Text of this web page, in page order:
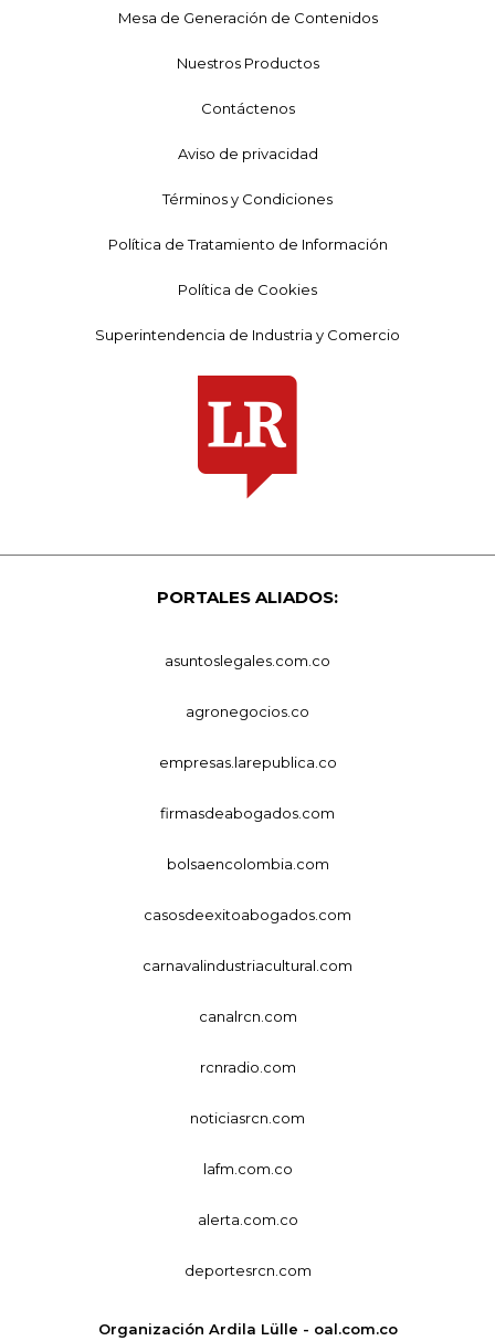
Mesa de Generación de Contenidos
Nuestros Productos
Contáctenos
Aviso de privacidad
Términos y Condiciones
Política de Tratamiento de Información
Política de Cookies
Superintendencia de Industria y Comercio
PORTALES ALIADOS:
asuntoslegales.com.co
agronegocios.co
empresas.larepublica.co
firmasdeabogados.com
bolsaencolombia.com
casosdeexitoabogados.com
carnavalindustriacultural.com
canalrcn.com
rcnradio.com
noticiasrcn.com
lafm.com.co
alerta.com.co
deportesrcn.com
Organización Ardila Lülle - oal.com.co